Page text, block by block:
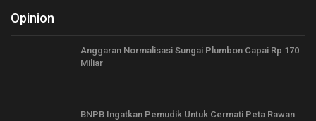
Opinion
Anggaran Normalisasi Sungai Plumbon Capai Rp 170
Miliar
BNPB Ingatkan Pemudik Untuk Cermati Peta Rawan